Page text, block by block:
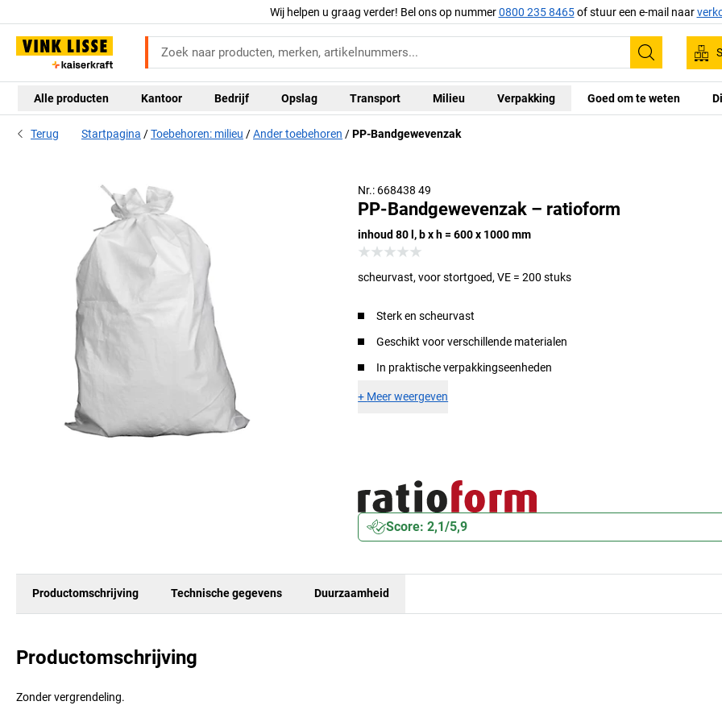
Wij helpen u graag verder! Bel ons op nummer0800 235 8465of stuur een e-mail naar
Zoeken
Alle producten Kantoor Bedrijf Opslag Transport Milieu Verpakking Goed om te weten
Terug Startpagina Toebehoren: milieu Ander toebehoren PP-Bandgewevenzak
Nr.: 668438 49
PP-Bandgewevenzak – ratioform
inhoud 80 l, b x h = 600 x 1000 mm
scheurvast, voor stortgoed, VE = 200 stuks
Sterk en scheurvast
Geschikt voor verschillende materialen
In praktische verpakkingseenheden
+ Meer weergeven
Score: 2,1/5,9
Productomschrijving Technische gegevens Duurzaamheid
Productomschrijving
Zonder vergrendeling.